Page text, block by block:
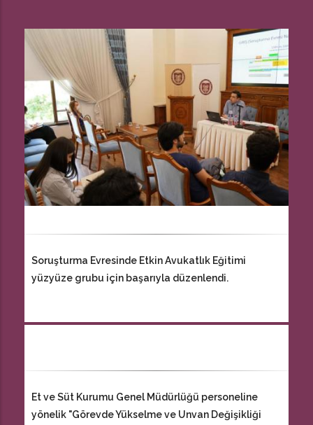
Soruşturma Evresinde Etkin Avukatlık Eğitimi
yüzyüze grubu için başarıyla düzenlendi.
Et ve Süt Kurumu Genel Müdürlüğü personeline
yönelik "Görevde Yükselme ve Unvan Değişikliği